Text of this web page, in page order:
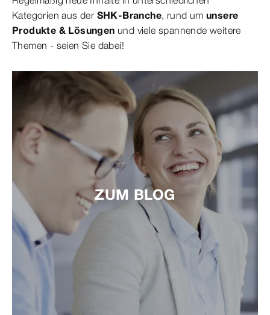
Kategorien aus der SHK-Branche, rund umunsere
Produkte & Lösungen und viele spannende weitere
Themen - seien Sie dabei!
ZUM BLOG